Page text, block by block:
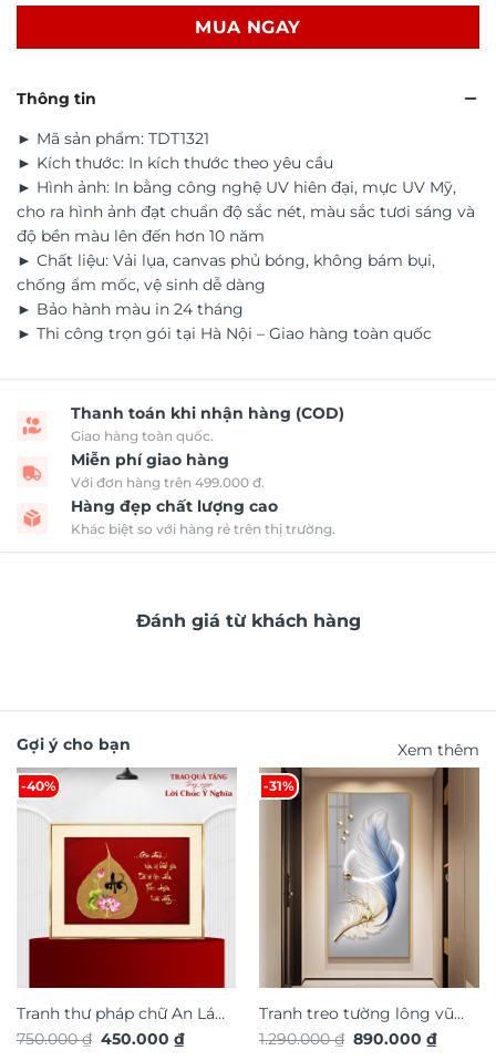
MUA NGAY
Thông tin
► Mã sản phẩm: TDT1321
► Kích thước: In kích thước theo yêu cầu
► Hình ảnh: In bằng công nghệ UV hiên đại, mực UV Mỹ,
cho ra hình ảnh đạt chuẩn độ sắc nét, màu sắc tươi sáng và
độ bền màu lên đến hơn 10 năm
► Chất liệu: Vải lụa, canvas phủ bóng, không bám bụi,
chống ẩm mốc, vệ sinh dễ dàng
► Bảo hành màu in 24 tháng
► Thi công trọn gói tại Hà Nội – Giao hàng toàn quốc
Thanh toán khi nhận hàng (COD)
Giao hàng toàn quốc.
Miễn phí giao hàng
Với đơn hàng trên 499.000 đ.
Hàng đẹp chất lượng cao
Khác biệt so với hàng rẻ trên thị trường.
Đánh giá từ khách hàng
Gợi ý cho bạn Xem thêm
-40%
Tranh thư pháp chữ An Lá
Bồ Đề TG4937S
750.000₫ Giá
450.000₫Giá
-31%
Tranh treo tường lông vũ
nghệ thuật TG4933S
1.290.000₫ Giá
890.000₫Giá